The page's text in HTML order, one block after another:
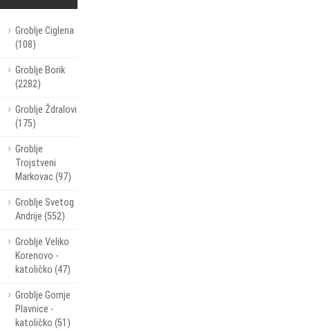
Groblje Ciglena
(108)
Groblje Borik
(2282)
Groblje Ždralovi
(175)
Groblje
Trojstveni
Markovac (97)
Groblje Svetog
Andrije (552)
Groblje Veliko
Korenovo -
katoličko (47)
Groblje Gornje
Plavnice -
katoličko (51)